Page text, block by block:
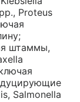
Proteus
штаммы,
Salmonella